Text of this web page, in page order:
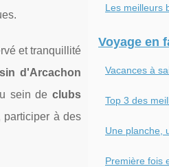
et tranquillité
d'Arcachon
sein de clubs
participer à des
Les meilleurs
Voyage en
Vacances à
Top 3 des
Une planche,
Première fois